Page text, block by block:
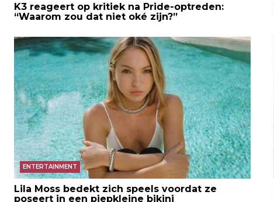
K3 reageert op kritiek na Pride-optreden:
“Waarom zou dat niet oké zijn?”
ENTERTAINMENT
Lila Moss bedekt zich speels voordat ze
poseert in een piepkleine bikini